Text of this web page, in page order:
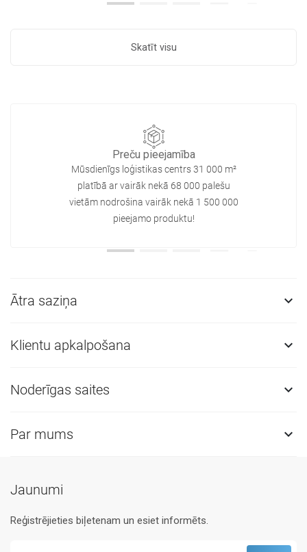
Skatīt visu
Preču pieejamība
Mūsdienīgs loģistikas centrs 31 000 m²
platībā ar vairāk nekā 68 000 palešu
vietām nodrošina vairāk nekā 1 500 000
pieejamo produktu!
Ātra saziņa 
Klientu apkalpošana 
Noderīgas saites 
Par mums 
Jaunumi
Reģistrējieties biļetenam un esiet informēts.